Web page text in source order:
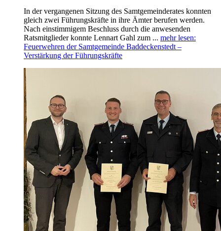
In der vergangenen Sitzung des Samtgemeinderates konnten
gleich zwei Führungskräfte in ihre Ämter berufen werden.
Nach einstimmigem Beschluss durch die anwesenden
Ratsmitglieder konnte Lennart Gahl zum ... mehr lesen:
Feuerwehren der Samtgemeinde Baddeckenstedt –
Verstärkung der Führungskräfte